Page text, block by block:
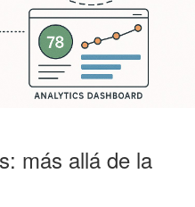
más allá de la